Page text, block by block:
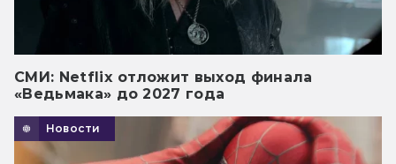
СМИ: Netflix отложит выход финала
«Ведьмака» до 2027 года
Новости